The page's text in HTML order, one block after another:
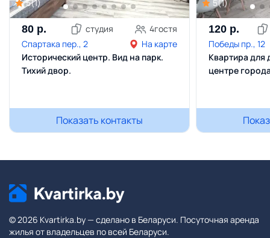
5(1)
80 р. студия 4гостя
Спартака пер., 2
На карте
Исторический центр. Вид на парк.
Тихий двор.
Показать контакты
5(1)
120 р.
Победы пр., 12
Квартира для
центре
© 2026 Kvartirka.by — сделано в Беларуси. Посуточная аренда
жилья от владельцев по всей Беларуси.